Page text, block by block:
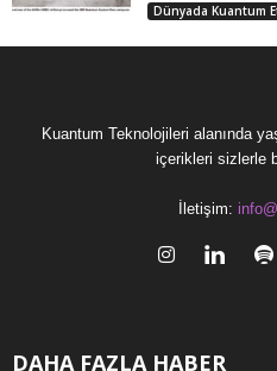
Dünyada Kuantum
Kuantum Teknolojileri alanında
içerikleri sizlerle
İletişim:
DAHA FAZLA HABER